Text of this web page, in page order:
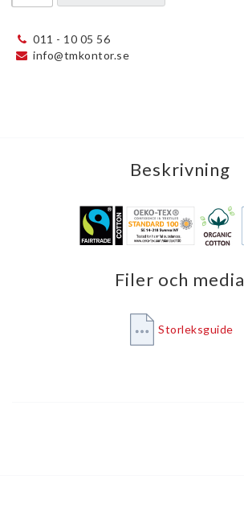
011 - 10 05 56
info@tmkontor.se
Beskrivning
Filer och media
Storleksguide